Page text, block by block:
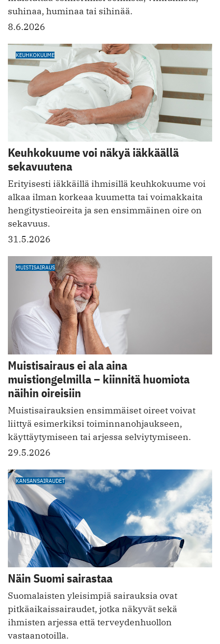
suhinaa, huminaa tai sihinää.
8.6.2026
KEUHKOKUUME
Keuhkokuume voi näkyä iäkkäällä
sekavuutena
Erityisesti iäkkäillä ihmisillä keuhkokuume voi
alkaa ilman korkeaa kuumetta tai voimakkaita
hengitystieoireita ja sen ensimmäinen oire on
sekavuus.
31.5.2026
MUISTISAIRAUS
Muistisairaus ei ala aina
muistiongelmilla – kiinnitä huomiota
näihin oireisiin
Muistisairauksien ensimmäiset oireet voivat
liittyä esimerkiksi toiminnanohjaukseen,
käyttäytymiseen tai arjessa selviytymiseen.
29.5.2026
KANSANSAIRAUDET
Näin Suomi sairastaa
Suomalaisten yleisimpiä sairauksia ovat
pitkäaikaissairaudet, jotka näkyvät sekä
ihmisten arjessa että terveydenhuollon
vastaanotoilla.